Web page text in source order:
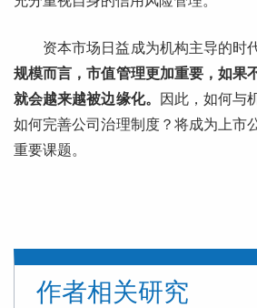
资本市场日益成为机构主导的时
规模而言，市值管理更加重要，如果
就会越来越被边缘化。
因此，如何与
如何完善公司治理制度？将成为上市
重要课题。
作者相关研究